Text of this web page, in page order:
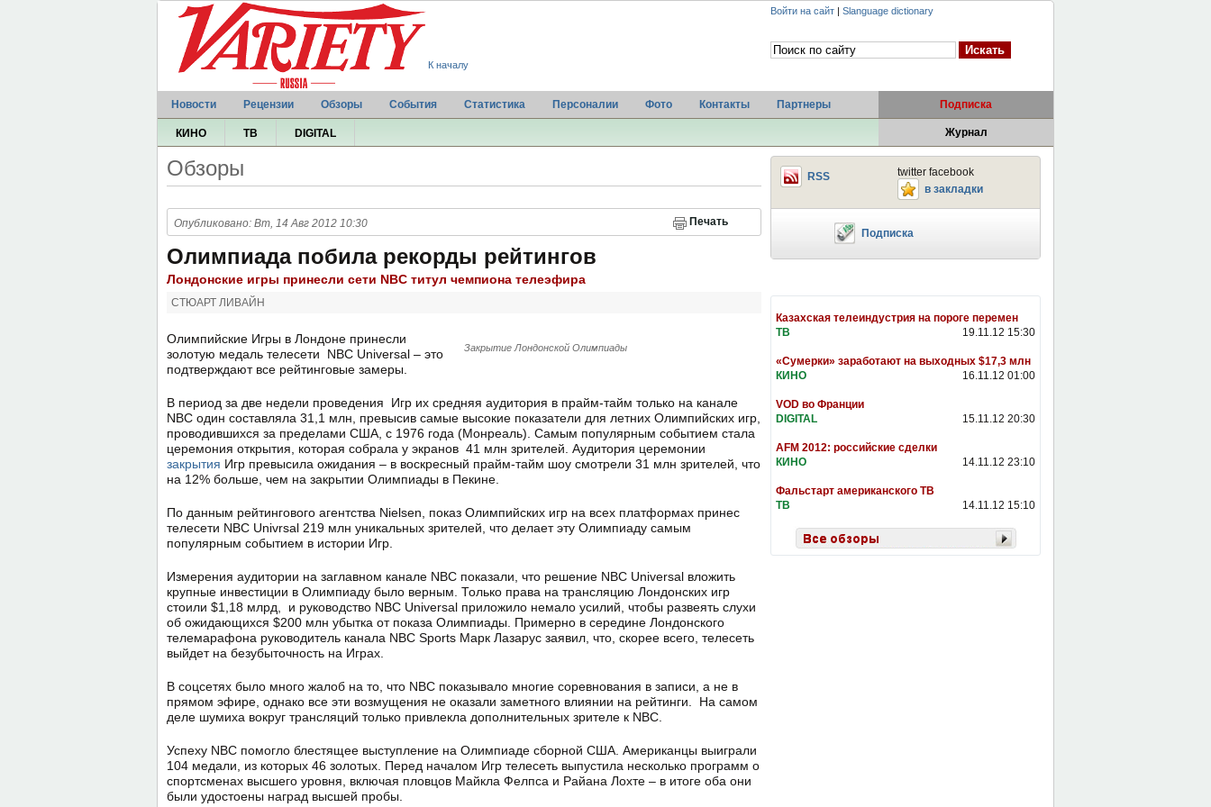
К началу
Войти на сайт | Slanguage dictionary
Новости Рецензии Обзоры События Статистика Персоналии Фото Контакты Партнеры Подписка
КИНО ТВ DIGITAL Журнал
Обзоры
Печать
Опубликовано: Вт, 14 Авг 2012 10:30
Олимпиада побила рекорды рейтингов
Лондонские игры принесли сети NBC титул чемпиона телеэфира
СТЮАРТ ЛИВАЙН
Закрытие Лондонской Олимпиады
Олимпийские Игры в Лондоне принесли
золотую медаль телесети NBC Universal – это
подтверждают все рейтинговые замеры.
В период за две недели проведения Игр их средняя аудитория в прайм-тайм только на канале
NBC один составляла 31,1 млн, превысив самые высокие показатели для летних Олимпийских игр,
проводившихся за пределами США, с 1976 года (Монреаль). Самым популярным событием стала
церемония открытия, которая собрала у экранов 41 млн зрителей. Аудитория церемонии
закрытия Игр превысила ожидания – в воскресный прайм-тайм шоу смотрели 31 млн зрителей, что
на 12% больше, чем на закрытии Олимпиады в Пекине.
По данным рейтингового агентства Nielsen, показ Олимпийских игр на всех платформах принес
телесети NBC Univrsal 219 млн уникальных зрителей, что делает эту Олимпиаду самым
популярным событием в истории Игр.
Измерения аудитории на заглавном канале NBC показали, что решение NBC Universal вложить
крупные инвестиции в Олимпиаду было верным. Только права на трансляцию Лондонских игр
стоили $1,18 млрд, и руководство NBC Universal приложило немало усилий, чтобы развеять слухи
об ожидающихся $200 млн убытка от показа Олимпиады. Примерно в середине Лондонского
телемарафона руководитель канала NBC Sports Марк Лазарус заявил, что, скорее всего, телесеть
выйдет на безубыточность на Играх.
В соцсетях было много жалоб на то, что NBC показывало многие соревнования в записи, а не в
прямом эфире, однако все эти возмущения не оказали заметного влиянии на рейтинги. На самом
деле шумиха вокруг трансляций только привлекла дополнительных зрителе к NBC.
Успеху NBC помогло блестящее выступление на Олимпиаде сборной США. Американцы выиграли
104 медали, из которых 46 золотых. Перед началом Игр телесеть выпустила несколько программ о
спортсменах высшего уровня, включая пловцов Майкла Фелпса и Райана Лохте – в итоге оба они
были удостоены наград высшей пробы.
twitter facebook
RSS
в закладки
Подписка
Казахская телеиндустрия на пороге перемен
19.11.12 15:30
ТВ
«Сумерки» заработают на выходных $17,3 млн
16.11.12 01:00
КИНО
VOD во Франции
15.11.12 20:30
DIGITAL
AFM 2012: российские сделки
14.11.12 23:10
КИНО
Фальстарт американского ТВ
14.11.12 15:10
ТВ